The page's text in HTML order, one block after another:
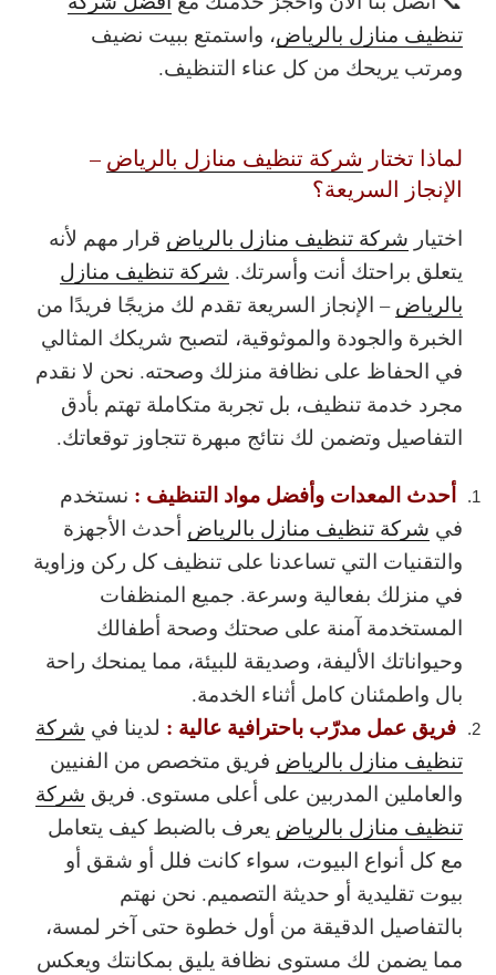
تنظيف منازل بالرياض، واستمتع ببيت نضيف
ومرتب يريحك من كل عناء التنظيف.
لماذا تختار شركة تنظيف منازل بالرياض –
الإنجاز السريعة؟
اختيار شركة تنظيف منازل بالرياض قرار مهم لأنه
يتعلق براحتك أنت وأسرتك. شركة تنظيف منازل
بالرياض – الإنجاز السريعة تقدم لك مزيجًا فريدًا من
الخبرة والجودة والموثوقية، لتصبح شريكك المثالي
في الحفاظ على نظافة منزلك وصحته. نحن لا نقدم
مجرد خدمة تنظيف، بل تجربة متكاملة تهتم بأدق
التفاصيل وتضمن لك نتائج مبهرة تتجاوز توقعاتك.
أحدث المعدات وأفضل مواد التنظيف : نستخدم
في شركة تنظيف منازل بالرياض أحدث الأجهزة
والتقنيات التي تساعدنا على تنظيف كل ركن وزاوية
في منزلك بفعالية وسرعة. جميع المنظفات
المستخدمة آمنة على صحتك وصحة أطفالك
وحيواناتك الأليفة، وصديقة للبيئة، مما يمنحك راحة
بال واطمئنان كامل أثناء الخدمة.
فريق عمل مدرّب باحترافية عالية : لدينا في شركة
تنظيف منازل بالرياض فريق متخصص من الفنيين
والعاملين المدربين على أعلى مستوى. فريق شركة
تنظيف منازل بالرياض يعرف بالضبط كيف يتعامل
مع كل أنواع البيوت، سواء كانت فلل أو شقق أو
بيوت تقليدية أو حديثة التصميم. نحن نهتم
بالتفاصيل الدقيقة من أول خطوة حتى آخر لمسة،
مما يضمن لك مستوى نظافة يليق بمكانتك ويعكس